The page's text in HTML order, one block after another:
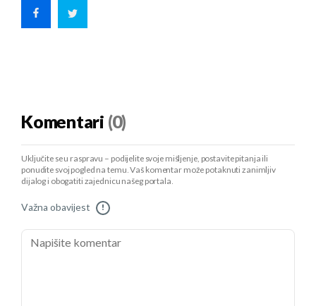
Komentari (0)
Uključite se u raspravu – podijelite svoje mišljenje, postavite pitanja ili
ponudite svoj pogled na temu. Vaš komentar može potaknuti zanimljiv
dijalog i obogatiti zajednicu našeg portala.
Važna obavijest !